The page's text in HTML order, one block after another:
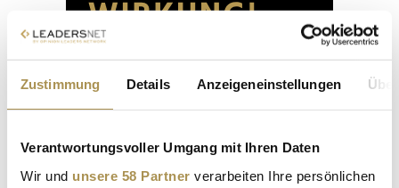
Zustimmung Details Anzeigeneinstellungen
Verantwortungsvoller Umgang mit Ihren Daten
Wir und unsere 58 Partner verarbeiten Ihre persönlichen